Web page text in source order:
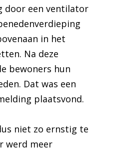
door een ventilator
in het
Na deze
bewoners hun
Dat was een
plaatsvond.
niet zo ernstig te
werd meer